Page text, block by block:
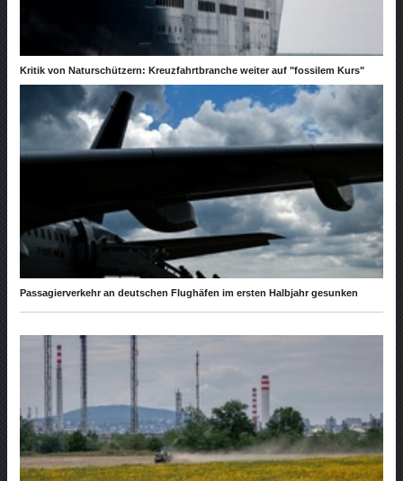
Kritik von Naturschützern: Kreuzfahrtbranche weiter auf "fossilem Kurs"
Passagierverkehr an deutschen Flughäfen im ersten Halbjahr gesunken